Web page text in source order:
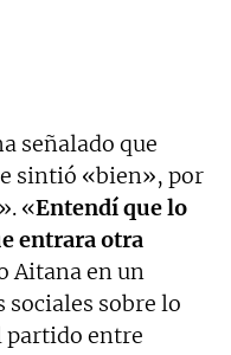
señalado que
sintió «bien», por
«Entendí que lo
entrara otra
Aitana en un
sociales sobre lo
partido entre